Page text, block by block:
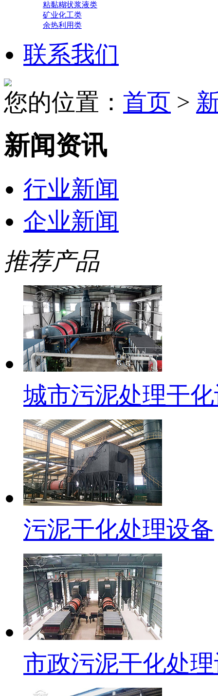
粘黏糊状浆液类
矿业化工类
余热利用类
联系我们
您的位置： 首页 >
新闻资讯
行业新闻
企业新闻
推荐产品
城市污泥处理干
污泥干化处理设备
市政污泥干化处